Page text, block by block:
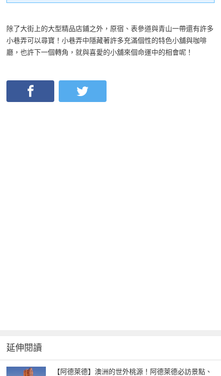
除了大街上的大型精品店鋪之外，原宿、表參道與青山一帶還有許多
小巷弄可以尋寶！小巷弄中隱藏著許多充滿個性的特色小舖與咖啡
廳，也許下一個轉角，就與喜愛的小舖來個命運中的相會呢！
延伸閱讀
【阿德萊德】澳洲的世外桃源！阿德萊德必訪景點、